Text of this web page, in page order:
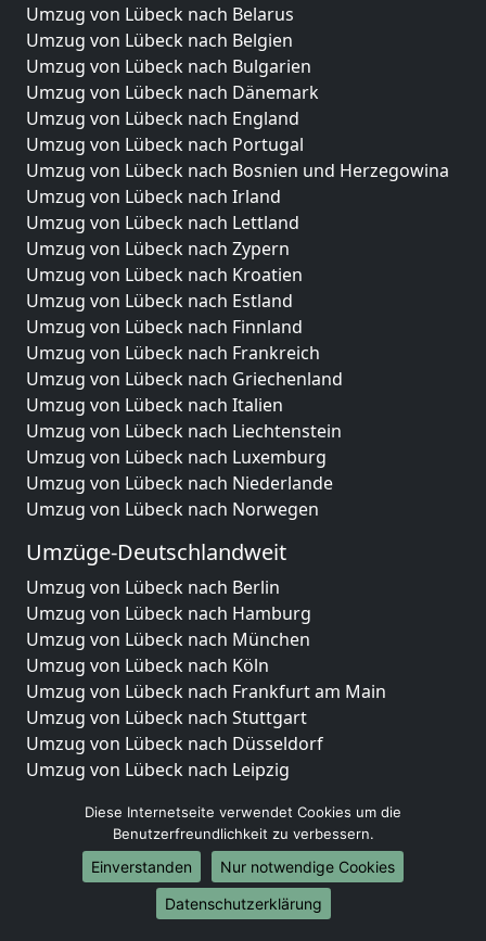
Umzug von Lübeck nach Belarus
Umzug von Lübeck nach Belgien
Umzug von Lübeck nach Bulgarien
Umzug von Lübeck nach Dänemark
Umzug von Lübeck nach England
Umzug von Lübeck nach Portugal
Umzug von Lübeck nach Bosnien und Herzegowina
Umzug von Lübeck nach Irland
Umzug von Lübeck nach Lettland
Umzug von Lübeck nach Zypern
Umzug von Lübeck nach Kroatien
Umzug von Lübeck nach Estland
Umzug von Lübeck nach Finnland
Umzug von Lübeck nach Frankreich
Umzug von Lübeck nach Griechenland
Umzug von Lübeck nach Italien
Umzug von Lübeck nach Liechtenstein
Umzug von Lübeck nach Luxemburg
Umzug von Lübeck nach Niederlande
Umzug von Lübeck nach Norwegen
Umzüge-Deutschlandweit
Umzug von Lübeck nach Berlin
Umzug von Lübeck nach Hamburg
Umzug von Lübeck nach München
Umzug von Lübeck nach Köln
Umzug von Lübeck nach Frankfurt am Main
Umzug von Lübeck nach Stuttgart
Umzug von Lübeck nach Düsseldorf
Umzug von Lübeck nach Leipzig
Umzug von Lübeck nach Essen
Umzug von Lübeck nach Bremen
Umzug von Lübeck nach Dresden
Umzug von Lübeck nach Hannover
Umzug von Lübeck nach Nürnberg
Diese Internetseite verwendet Cookies um die
Benutzerfreundlichkeit zu verbessern.
Einverstanden
Nur notwendige Cookies
Datenschutzerklärung